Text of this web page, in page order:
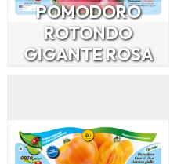
POMODORO
ROTONDO
GIGANTE ROSA